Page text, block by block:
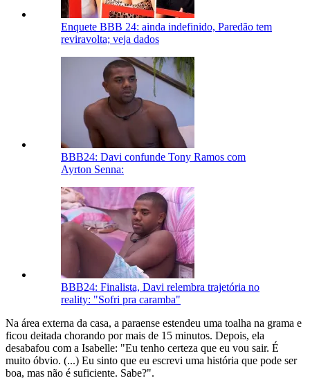
Enquete BBB 24: ainda indefinido, Paredão tem
reviravolta; veja dados
BBB24: Davi confunde Tony Ramos com
Ayrton Senna:
BBB24: Finalista, Davi relembra trajetória no
reality: "Sofri pra caramba"
Na área externa da casa, a paraense estendeu uma toalha na grama e
ficou deitada chorando por mais de 15 minutos. Depois, ela
desabafou com a Isabelle: "Eu tenho certeza que eu vou sair. É
muito óbvio. (...) Eu sinto que eu escrevi uma história que pode ser
boa, mas não é suficiente. Sabe?".